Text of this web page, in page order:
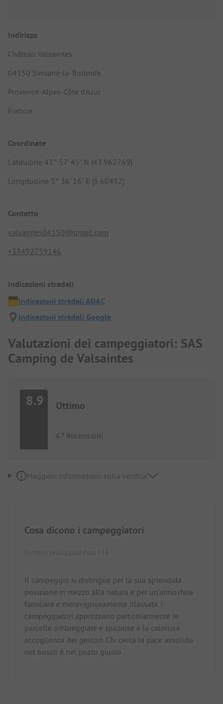
Indirizzo
Château Valsaintes
04150 Simiane-la-Rotonde
Provence-Alpes-Côte d'Azur
Francia
Coordinate
Latitudine 43° 57' 45" N (43.962769)
Longitudine 5° 36' 16" E (5.60452)
Contatto
valsaintes04150@gmail.com
+33492759146
Indicazioni stradali
Indicazioni stradali ADAC
Indicazioni stradali Google
Valutazioni dei campeggiatori: SAS
Camping de Valsaintes
8.9 Ottimo
67 Recensioni
Maggiori informazioni sulla verifica
Cosa dicono i campeggiatori
Il campeggio si distingue per la sua splendida
posizione in mezzo alla natura e per un'atmosfera
familiare e meravigliosamente rilassata. I
campeggiatori apprezzano particolarmente le
parcelle ombreggiate e spaziose e la calorosa
accoglienza dei gestori. Chi cerca la pace assoluta
nel bosco è nel posto giusto.